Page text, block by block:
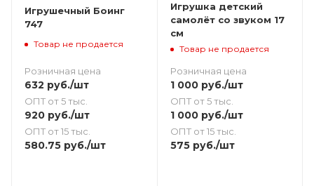
Игрушечный Боинг
747
Товар не продается
Розничная цена
632 руб./шт
ОПТ от 5 тыс.
920 руб./шт
ОПТ от 15 тыс.
580.75 руб./шт
Игрушка детский
самолёт со звуком 17
см
Товар не продается
Розничная цена
1 000руб./шт
ОПТ от 5 тыс.
1 000руб./шт
ОПТ от 15 тыс.
575руб./шт